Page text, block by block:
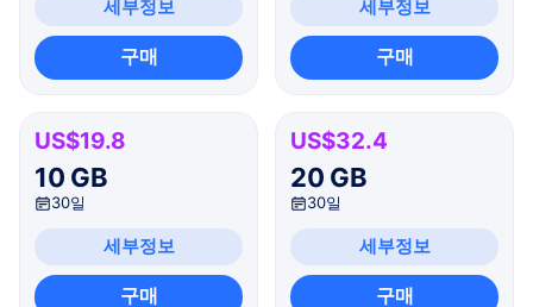
세부정보
구매
세부정보
구매
US$19.8
10 GB
30일
세부정보
구매
US$32.4
20 GB
30일
세부정보
구매